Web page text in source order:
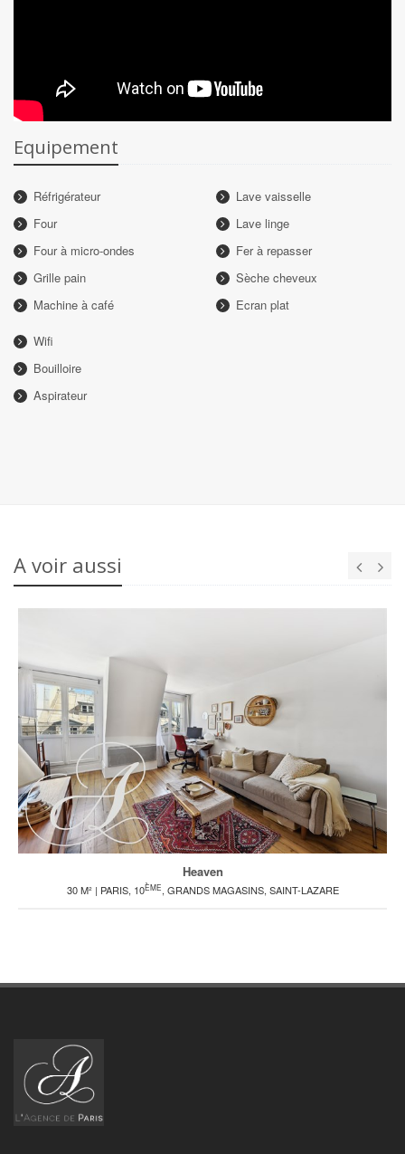
Equipement
Réfrigérateur
Four
Four à micro-ondes
Grille pain
Machine à café
Lave vaisselle
Lave linge
Fer à repasser
Sèche cheveux
Ecran plat
Wifi
Bouilloire
Aspirateur
A voir aussi
Heaven
30 M² | PARIS, 10ÈME, GRANDS MAGASINS, SAINT-LAZARE